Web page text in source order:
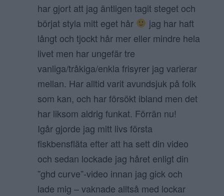
har gjort att jag äntligen tagit steget och
börjat styla mitt eget hår
jag har haft
långt och tjockt hår mer eller mindre hela
livet men har ungefär tre
vanliga/tråkiga/enkla frisyrer jag varierar
mellan. Har alltid varit avundsjuk på folk
som kan, och har försökt ibland men det
har liksom aldrig funkat. Förrän nu!
Igår gjorde jag mitt livs första
fiskbensfläta efter att ha sett din video
och sedan lockade jag håret enligt din
”ghd curve”-video innan jag gick och
lade mig – vaknade alltså med lockar